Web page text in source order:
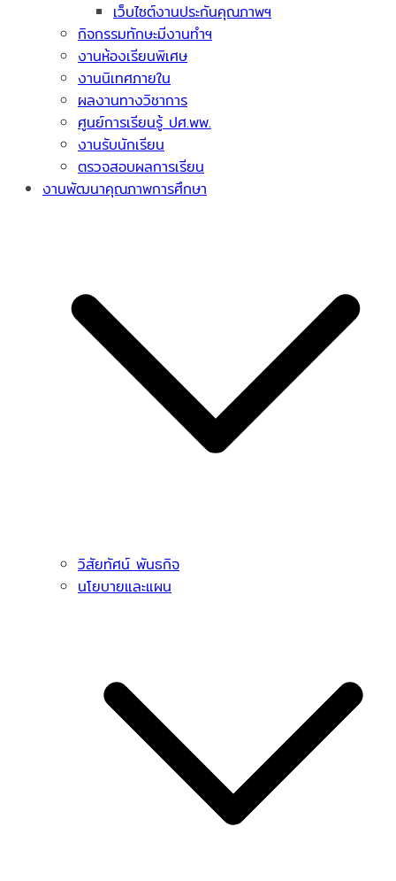
เว็บไซต์งานประกันคุณภาพฯ
กิจกรรมทักษะมีงานทำฯ
งานห้องเรียนพิเศษ
งานนิเทศภายใน
ผลงานทางวิชาการ
ศูนย์การเรียนรู้ ปศ.พพ.
งานรับนักเรียน
ตรวจสอบผลการเรียน
งานพัฒนาคุณภาพการศึกษา
วิสัยทัศน์ พันธกิจ
นโยบายและแผน